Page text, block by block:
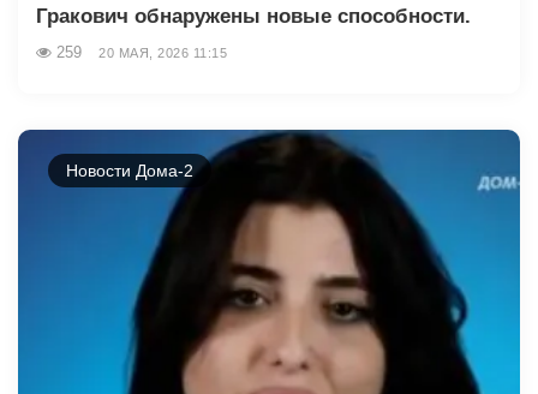
Гракович обнаружены новые способности.
259 20 МАЯ, 2026 11:15
Новости Дома-2